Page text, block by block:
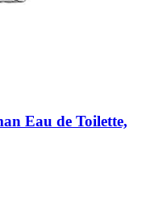
Eau de Toilette,